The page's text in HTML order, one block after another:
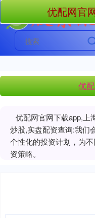
优
优配网官网下载app,上
炒股,实盘配资查询:我们
个性化的投资计划，为
资策略。
优配网官